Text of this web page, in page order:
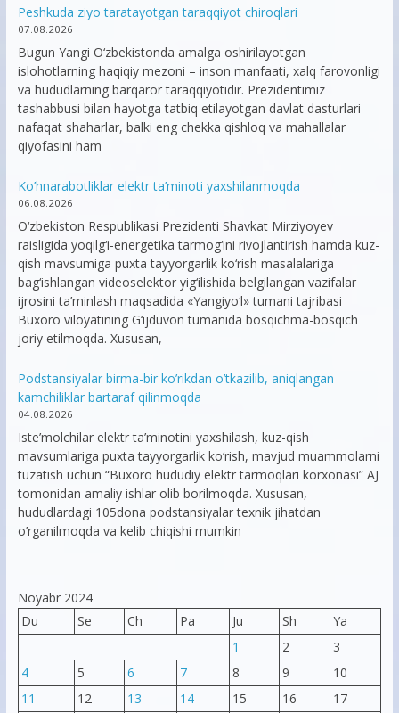
Peshkuda ziyo taratayotgan taraqqiyot chiroqlari
07.08.2026
Bugun Yangi O‘zbekistonda amalga oshirilayotgan
islohotlarning haqiqiy mezoni – inson manfaati, xalq farovonligi
va hududlarning barqaror taraqqiyotidir. Prezidentimiz
tashabbusi bilan hayotga tatbiq etilayotgan davlat dasturlari
nafaqat shaharlar, balki eng chekka qishloq va mahallalar
qiyofasini ham
Ko’hnarabotliklar elektr ta’minoti yaxshilanmoqda
06.08.2026
O‘zbekiston Respublikasi Prezidenti Shavkat Mirziyoyev
raisligida yoqilg‘i-energetika tarmog‘ini rivojlantirish hamda kuz-
qish mavsumiga puxta tayyorgarlik ko‘rish masalalariga
bag‘ishlangan videoselektor yig‘ilishida belgilangan vazifalar
ijrosini ta’minlash maqsadida «Yangiyo‘l» tumani tajribasi
Buxoro viloyatining G‘ijduvon tumanida bosqichma-bosqich
joriy etilmoqda. Xususan,
Podstansiyalar birma-bir ko’rikdan o’tkazilib, aniqlangan
kamchiliklar bartaraf qilinmoqda
04.08.2026
Iste’molchilar elektr ta’minotini yaxshilash, kuz-qish
mavsumlariga puxta tayyorgarlik ko‘rish, mavjud muammolarni
tuzatish uchun “Buxoro hududiy elektr tarmoqlari korxonasi” AJ
tomonidan amaliy ishlar olib borilmoqda. Xususan,
hududlardagi 105dona podstansiyalar texnik jihatdan
o’rganilmoqda va kelib chiqishi mumkin
Noyabr 2024
Du
Se Ch Pa Ju Sh
Ya
1
2
3
4
5 6 7 8 9
10
11
12 13 14 15 16
17